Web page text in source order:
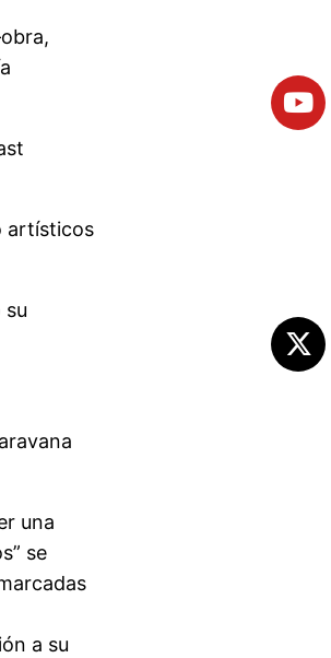
artísticos
su
una
se
a su